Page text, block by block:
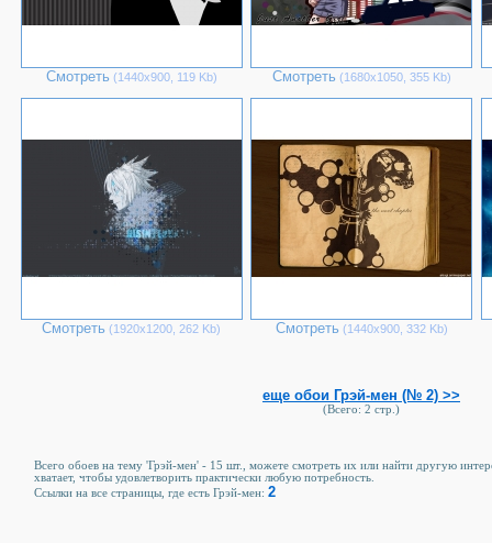
Смотреть (1440х900, 119 Kb) Смотреть (1680х1050, 355 Kb)
Смотреть (1920х1200, 262 Kb) Смотреть (1440х900, 332 Kb)
еще обои Грэй-мен (№ 2) >>
(Всего: 2 стр.)
Всего обоев на тему 'Грэй-мен' - 15 шт., можете смотреть их или найти другую
хватает, чтобы удовлетворить практически любую потребность.
Ссылки на все страницы, где есть Грэй-мен: 2